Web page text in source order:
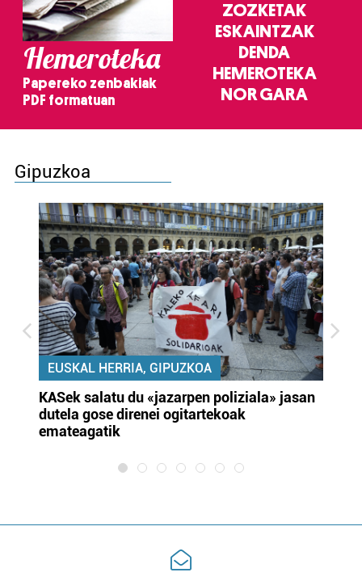
Hemeroteka
Papereko zenbakiak
PDF formatuan
ZOZKETAK
ESKAINTZAK
DENDA
HEMEROTEKA
NOR GARA
Gipuzkoa
EUSKAL HERRIA, GIPUZKOA
KASek salatu du «jazarpen poliziala» jasan
dutela gose direnei ogitartekoak
emateagatik